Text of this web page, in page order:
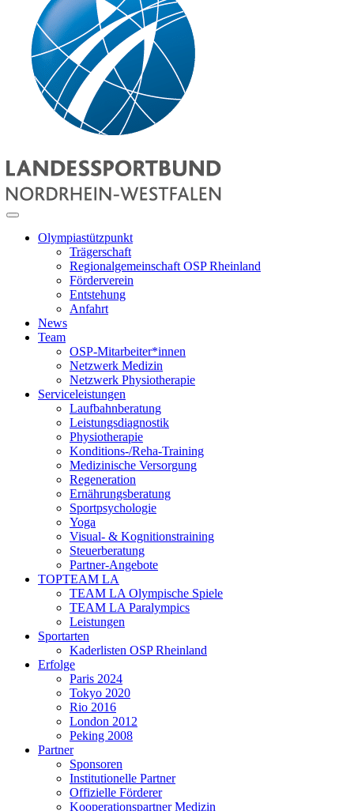
Olympiastützpunkt
Trägerschaft
Regionalgemeinschaft OSP Rheinland
Förderverein
Entstehung
Anfahrt
News
Team
OSP-Mitarbeiter*innen
Netzwerk Medizin
Netzwerk Physiotherapie
Serviceleistungen
Laufbahnberatung
Leistungsdiagnostik
Physiotherapie
Konditions-/Reha-Training
Medizinische Versorgung
Regeneration
Ernährungsberatung
Sportpsychologie
Yoga
Visual- & Kognitionstraining
Steuerberatung
Partner-Angebote
TOPTEAM LA
TEAM LA Olympische Spiele
TEAM LA Paralympics
Leistungen
Sportarten
Kaderlisten OSP Rheinland
Erfolge
Paris 2024
Tokyo 2020
Rio 2016
London 2012
Peking 2008
Partner
Sponsoren
Institutionelle Partner
Offizielle Förderer
Kooperationspartner Medizin